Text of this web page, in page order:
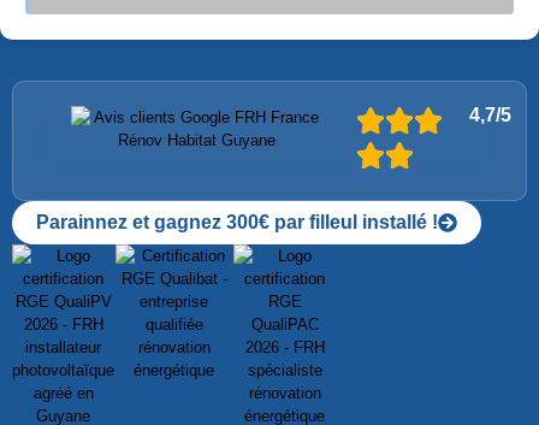
4,7/5
Parainnez et gagnez 300€ par filleul installé !